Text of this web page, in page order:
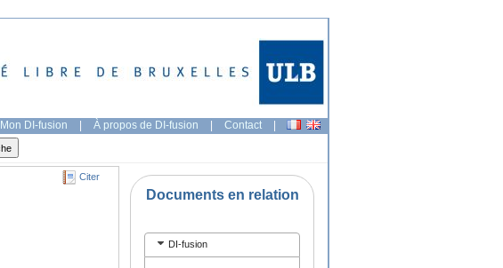
Mon DI-fusion | À propos de DI-fusion | Contact |
Citer
Documents en relation
DI-fusion